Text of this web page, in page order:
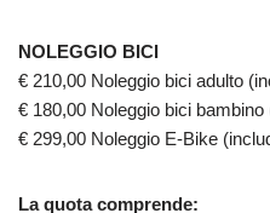
NOLEGGIO BICI
€ 210,00 Noleggio bici adulto
€ 180,00 Noleggio bici
€ 299,00 Noleggio E-Bike
La quota comprende: